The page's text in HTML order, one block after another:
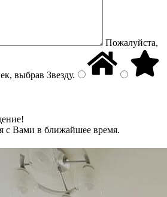
Пожалуйста,
выбрав Звезду.
с Вами в ближайшее время.